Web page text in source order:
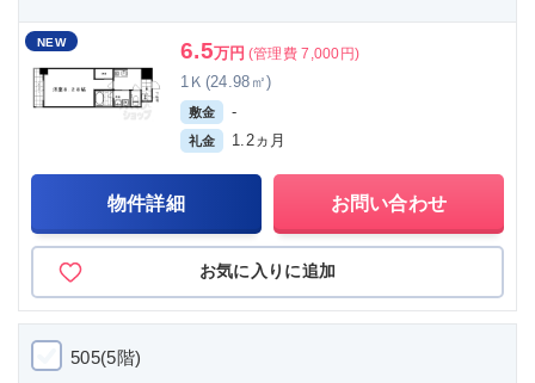
NEW 6.5万円 (管理費 7,000円)
1Ｋ(24.98㎡)
敷金 -
礼金 1.2ヵ月
物件詳細 お問い合わせ
お気に入りに追加
505(5階)